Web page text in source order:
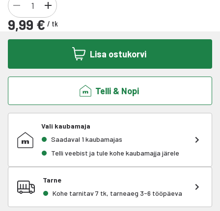
9,99 € / tk
Lisa ostukorvi
Telli & Nopi
Vali kaubamaja
Saadaval 1 kaubamajas
Telli veebist ja tule kohe kaubamajja järele
Tarne
Kohe tarnitav 7 tk, tarneaeg 3-6 tööpäeva